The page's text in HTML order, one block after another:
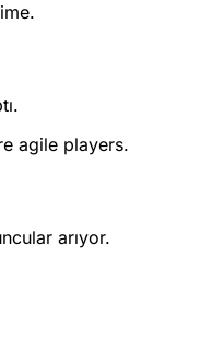
agile players.
arıyor.